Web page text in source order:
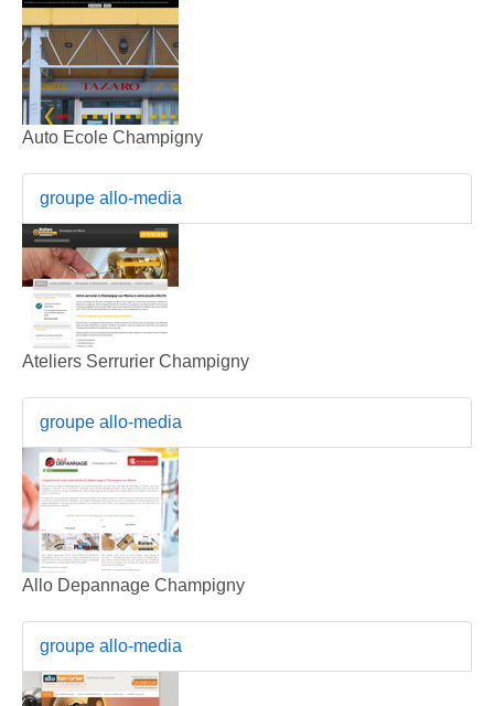
Auto Ecole Champigny
groupe allo-media
Ateliers Serrurier Champigny
groupe allo-media
Allo Depannage Champigny
groupe allo-media